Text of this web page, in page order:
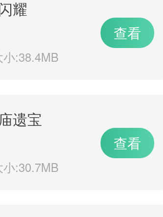
耀
小:38.4MB
查看
遗宝
小:30.7MB
查看